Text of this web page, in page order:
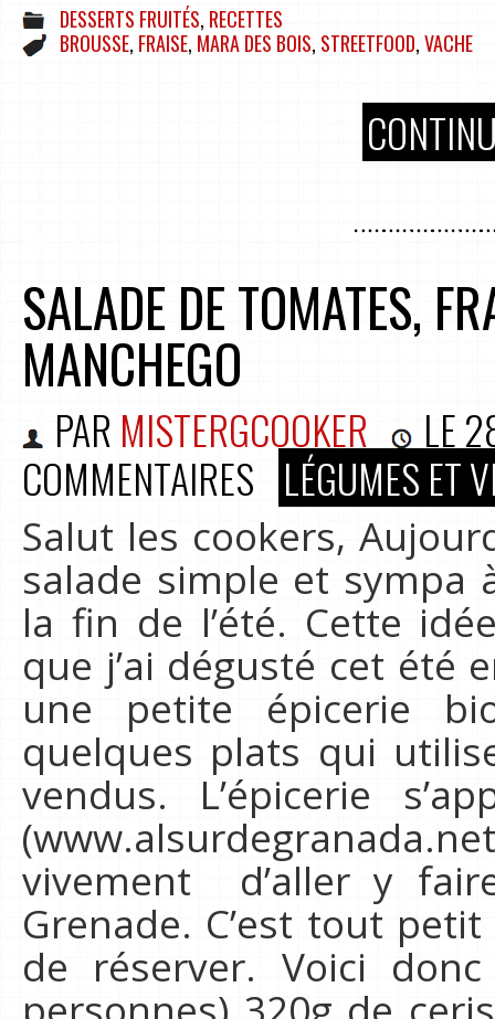
DESSERTS FRUITÉS, RECETTES
BROUSSE, FRAISE, MARA DES BOIS, STREETFOOD,VACHE
SALADE DE TOMATES,
MANCHEGO
PAR MISTERGCOOKER LE
COMMENTAIRES LÉGUMES ET
Salut les cookers,
salade simple et
la fin de l’été. Cette
que j’ai dégusté cet été
une petite épicerie
quelques plats qui
vendus. L’épicerie
vivement d’aller y
Grenade. C’est tout
de réserver. Voici